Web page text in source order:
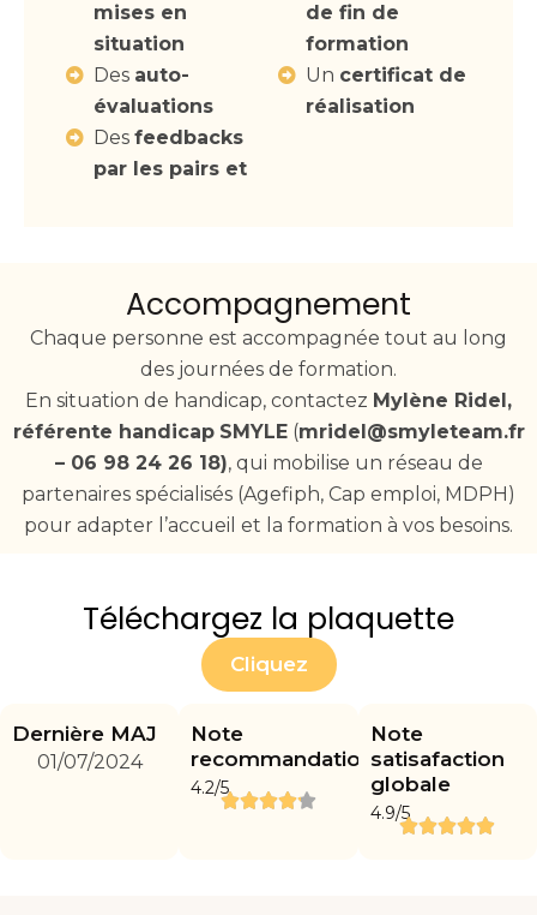
mises en
situation
Des auto-
évaluations
Des feedbacks
par les pairs et
de fin de
formation
Un certificat de
réalisation
Accompagnement
Chaque personne est accompagnée tout au long
des journées de formation.
En situation de handicap, contactez Mylène Ridel,
référente handicap SMYLE(mridel@smyleteam.fr
– 06 98 24 26 18), qui mobilise un réseau de
partenaires spécialisés (Agefiph, Cap emploi, MDPH)
pour adapter l’accueil et la formation à vos besoins.
Téléchargez la plaquette
Cliquez
Dernière MAJ
01/07/2024
Note
recommandation
4.2/5
Note
satisafaction
globale
4.9/5